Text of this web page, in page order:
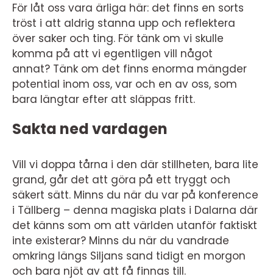
För låt oss vara ärliga här: det finns en sorts
tröst i att aldrig stanna upp och reflektera
över saker och ting. För tänk om vi skulle
komma på att vi egentligen vill något
annat? Tänk om det finns enorma mängder
potential inom oss, var och en av oss, som
bara längtar efter att släppas fritt.
Sakta ned vardagen
Vill vi doppa tårna i den där stillheten, bara lite
grand, går det att göra på ett tryggt och
säkert sätt. Minns du när du var på konference
i Tällberg – denna magiska plats i Dalarna där
det känns som om att världen utanför faktiskt
inte existerar? Minns du när du vandrade
omkring längs Siljans sand tidigt en morgon
och bara njöt av att få finnas till.